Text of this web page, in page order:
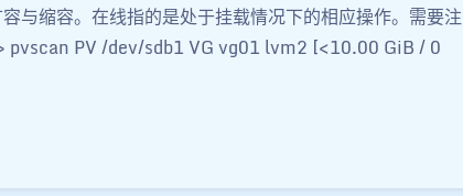
与缩容。在线指的是处于挂载情况下的相应操作。需要注
pvscan PV /dev/sdb1 VG vg01 lvm2 [<10.00 GiB / 0